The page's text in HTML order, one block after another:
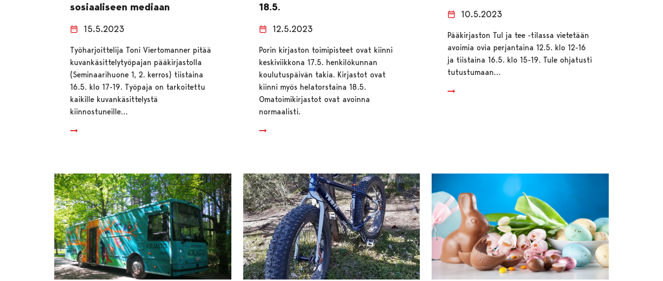
sosiaaliseen mediaan
15.5.2023
Työharjoittelija Toni Viertomanner pitää
kuvankäsittelytyöpajan pääkirjastolla
(Seminaarihuone 1, 2. kerros) tiistaina
16.5. klo 17-19. Työpaja on tarkoitettu
kaikille kuvankäsittelystä
kiinnostuneille…
18.5.
12.5.2023
Porin kirjaston toimipisteet ovat kiinni
keskiviikkona 17.5. henkilökunnan
koulutuspäivän takia. Kirjastot ovat
kiinni myös helatorstaina 18.5.
Omatoimikirjastot ovat avoinna
normaalisti.
10.5.2023
Pääkirjaston Tul ja tee -tilassa vietetään
avoimia ovia perjantaina 12.5. klo 12-16
ja tiistaina 16.5. klo 15-19. Tule ohjatusti
tutustumaan…